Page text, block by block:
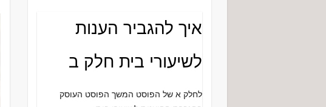
איך להגביר הענות
לשיעורי בית חלק ב
לחלק א של הפוסט המשך הפוסט העוסק